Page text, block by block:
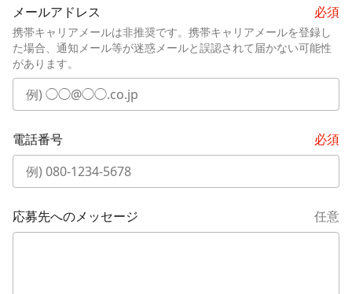
メールアドレス 必須
携帯キャリアメールは非推奨です。携帯キャリアメールを登録し
た場合、通知メール等が迷惑メールと誤認されて届かない可能性
があります。
電話番号 必須
応募先へのメッセージ 任意